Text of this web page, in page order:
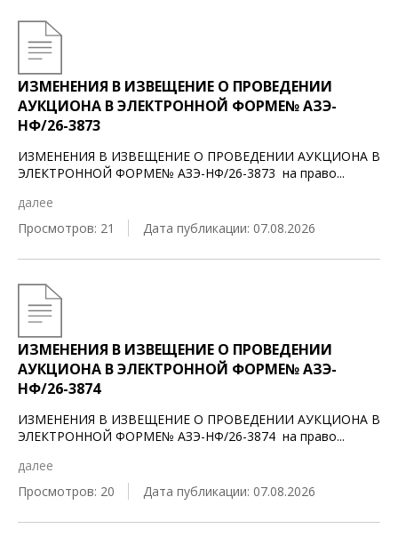
ИЗМЕНЕНИЯ В ИЗВЕЩЕНИЕ О ПРОВЕДЕНИИ
АУКЦИОНА В ЭЛЕКТРОННОЙ ФОРМЕ№ АЗЭ-
НФ/26-3873
ИЗМЕНЕНИЯ В ИЗВЕЩЕНИЕ О ПРОВЕДЕНИИ АУКЦИОНА В
ЭЛЕКТРОННОЙ ФОРМЕ№ АЗЭ-НФ/26-3873 на право...
далее
Просмотров: 21
Дата публикации: 07.08.2026
ИЗМЕНЕНИЯ В ИЗВЕЩЕНИЕ О ПРОВЕДЕНИИ
АУКЦИОНА В ЭЛЕКТРОННОЙ ФОРМЕ№ АЗЭ-
НФ/26-3874
ИЗМЕНЕНИЯ В ИЗВЕЩЕНИЕ О ПРОВЕДЕНИИ АУКЦИОНА В
ЭЛЕКТРОННОЙ ФОРМЕ№ АЗЭ-НФ/26-3874 на право...
далее
Просмотров: 20
Дата публикации: 07.08.2026